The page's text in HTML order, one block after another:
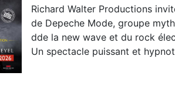
Richard Walter Productions
de Depeche Mode, groupe
dde la new wave et du rock
Un spectacle puissant et